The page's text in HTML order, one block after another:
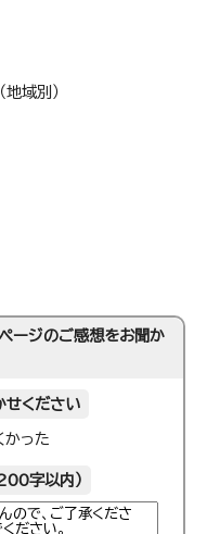
域別）
ージのご感想をお聞か
せください
かった
字以内）